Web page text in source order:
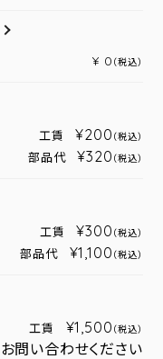
¥ 0 （税込）
工賃 ¥200 （税込）
部品代 ¥320 （税込）
工賃 ¥300 （税込）
部品代 ¥1,100 （税込）
工賃 ¥1,500 （税込）
お問い合わせください